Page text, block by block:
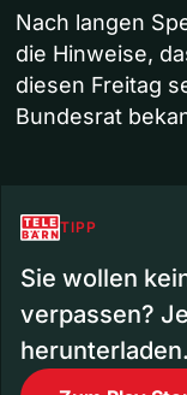
Nach langen
die Hinweise,
diesen Freitag
Bundesrat
TIPP
Sie wollen
verpassen?
herunterladen.